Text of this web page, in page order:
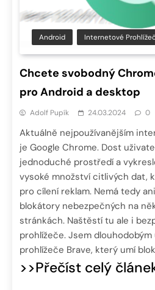
Android Internetové
Chcete svobodný
pro Android a desktop
Adolf Pupík 24.03.2024 0
Aktuálně nejpoužívanějším
je Google Chrome. Dost
jednoduché prostředí a
vysoké množství citlivých dat,
pro cílení reklam. Nemá tedy
blokátory nebezpečných na
stránkách. Naštěstí tu ale i
prohlížeče. Jsem
prohlížeče Brave, který umí
>>Přečíst celý